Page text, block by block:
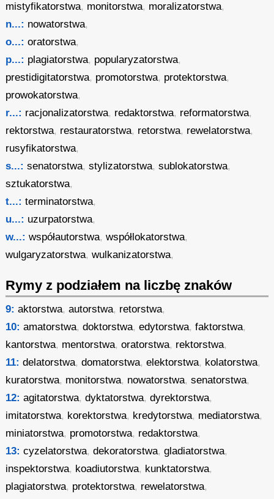
mistyfikatorstwa, monitorstwa, moralizatorstwa,
n...: nowatorstwa,
o...: oratorstwa,
p...: plagiatorstwa, popularyzatorstwa,
prestidigitatorstwa, promotorstwa, protektorstwa,
prowokatorstwa,
r...: racjonalizatorstwa, redaktorstwa, reformatorstwa,
rektorstwa, restauratorstwa, retorstwa, rewelatorstwa,
rusyfikatorstwa,
s...: senatorstwa,stylizatorstwa,sublokatorstwa,
sztukatorstwa,
t...: terminatorstwa,
u...: uzurpatorstwa,
w...: współautorstwa,współlokatorstwa,
wulgaryzatorstwa,wulkanizatorstwa,
Rymy z podziałem na liczbę znaków
9: aktorstwa,autorstwa, retorstwa,
10: amatorstwa,doktorstwa,edytorstwa,faktorstwa,
kantorstwa, mentorstwa,oratorstwa, rektorstwa,
11: delatorstwa,domatorstwa,elektorstwa, kolatorstwa,
kuratorstwa, monitorstwa, nowatorstwa,senatorstwa,
12: agitatorstwa,dyktatorstwa,dyrektorstwa,
imitatorstwa, korektorstwa, kredytorstwa, mediatorstwa,
miniatorstwa, promotorstwa, redaktorstwa,
13: cyzelatorstwa,dekoratorstwa,gladiatorstwa,
inspektorstwa, koadiutorstwa, kunktatorstwa,
plagiatorstwa, protektorstwa, rewelatorstwa,